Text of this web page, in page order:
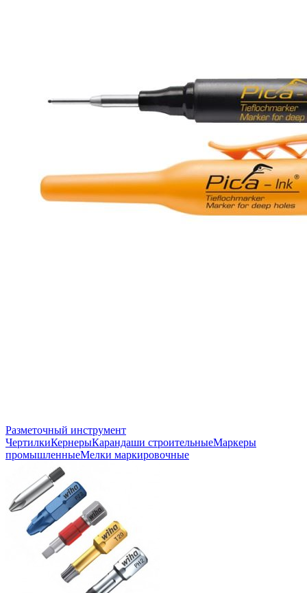
Разметочный инструмент
ЧертилкиКернерыКарандаши строительныеМаркеры
промышленныеМелки маркировочные